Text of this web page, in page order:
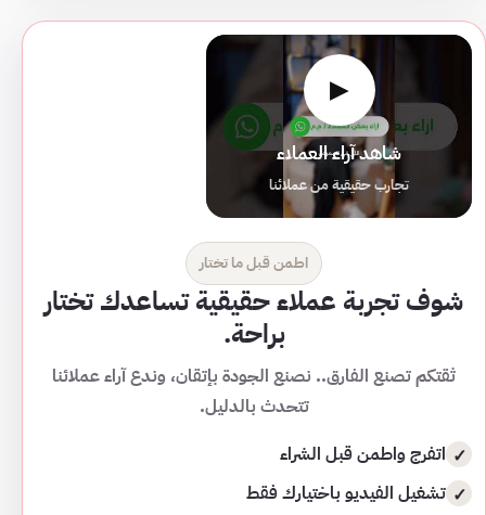
▶
شاهد آراء العملاء
تجارب حقيقية من عملائنا
اطمن قبل ما تختار
شوف تجربة عملاء حقيقية تساعدك تختار
براحة.
ثقتكم تصنع الفارق.. نصنع الجودة بإتقان، وندع آراء عملائنا
تتحدث بالدليل.
اتفرج واطمن قبل الشراء
تشغيل الفيديو باختيارك فقط